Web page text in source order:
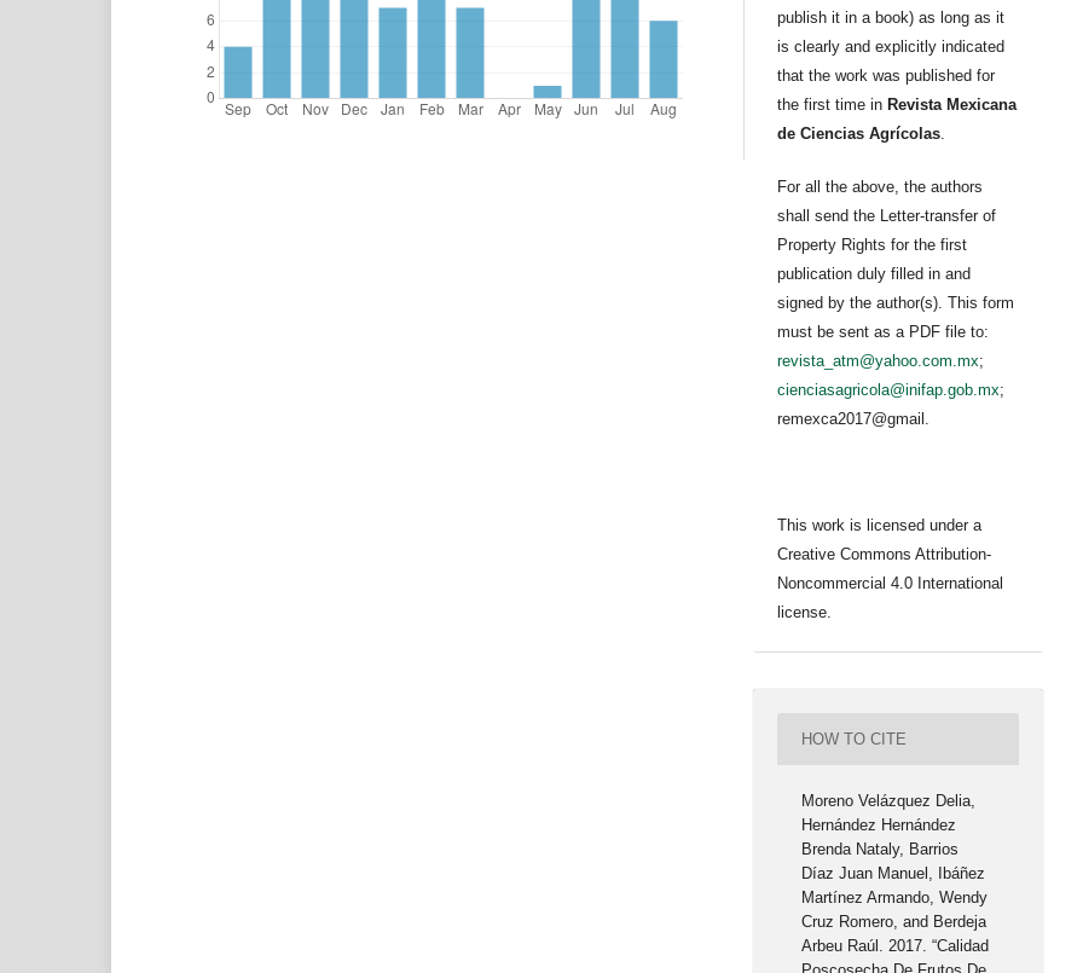
publish it in a book) as long as it
is clearly and explicitly indicated
that the work was published for
the first time in Revista Mexicana
de Ciencias Agrícolas.
For all the above, the authors
shall send the Letter-transfer of
Property Rights for the first
publication duly filled in and
signed by the author(s). This form
must be sent as a PDF file to:
revista_atm@yahoo.com.mx;
cienciasagricola@inifap.gob.mx;
remexca2017@gmail.
This work is licensed under a
Creative Commons Attribution-
Noncommercial 4.0 International
license.
HOW TO CITE
Moreno Velázquez Delia,
Hernández Hernández
Brenda Nataly, Barrios
Díaz Juan Manuel, Ibáñez
Martínez Armando, Wendy
Cruz Romero, and Berdeja
Arbeu Raúl. 2017. “Calidad